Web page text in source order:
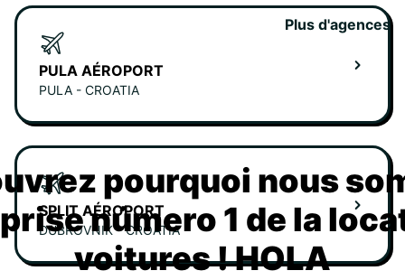
PULA AÉROPORT
PULA - CROATIA
SPLIT AÉROPORT
DUBROVNIK - CROATIA
Plus d'agences
pourquoi nous
número 1 de la
voitures ! HOLA